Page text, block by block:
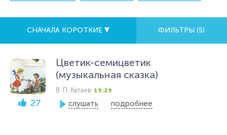
СНАЧАЛА КОРОТКИЕ ФИЛЬТРЫ (5)
27
Цветик-семицветик
(музыкальная сказка)
В. П. Катаев 19:29
слушать подробнее